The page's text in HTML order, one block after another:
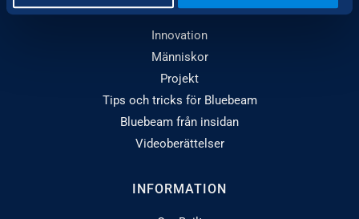
Innovation
Människor
Projekt
Tips och tricks för Bluebeam
Bluebeam från insidan
Videoberättelser
INFORMATION